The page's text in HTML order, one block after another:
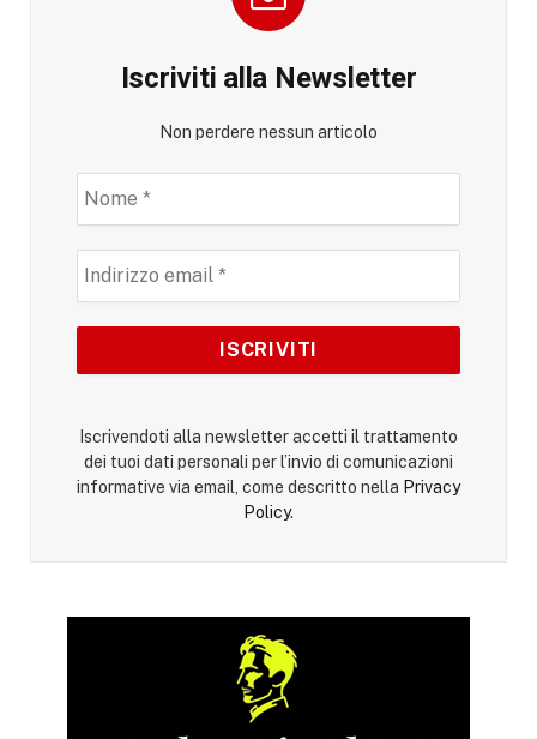
Iscriviti alla Newsletter
Non perdere nessun articolo
Iscrivendoti alla newsletter accetti il trattamento
dei tuoi dati personali per l’invio di comunicazioni
informative via email, come descritto nella Privacy
Policy.